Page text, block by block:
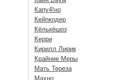
Капу4!но
Кейпкодер
Кёлькёшоз
Керри
Кирилл Лирик
Крайние Меры
Мать Тереза
Махно